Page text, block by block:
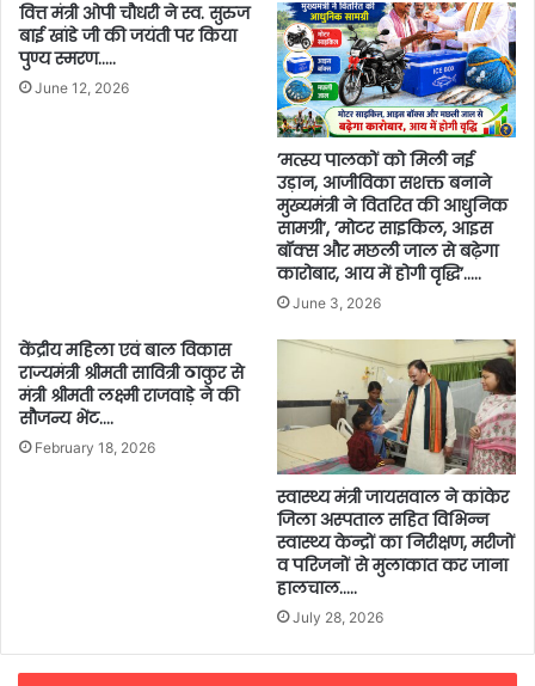
वित्त मंत्री ओपी चौधरी ने स्व. सुरुज
बाई खांडे जी की जयंती पर किया
पुण्य स्मरण…..
June 12, 2026
’मत्स्य पालकों को मिली नई
उड़ान, आजीविका सशक्त बनाने
मुख्यमंत्री ने वितरित की आधुनिक
सामग्री’, ’मोटर साइकिल, आइस
बॉक्स और मछली जाल से बढ़ेगा
कारोबार, आय में होगी वृद्धि’…..
June 3, 2026
केंद्रीय महिला एवं बाल विकास
राज्यमंत्री श्रीमती सावित्री ठाकुर से
मंत्री श्रीमती लक्ष्मी राजवाड़े ने की
सौजन्य भेंट….
February 18, 2026
स्वास्थ्य मंत्री जायसवाल ने कांकेर
जिला अस्पताल सहित विभिन्न
स्वास्थ्य केन्द्रों का निरीक्षण, मरीजों
व परिजनों से मुलाकात कर जाना
हालचाल…..
July 28, 2026